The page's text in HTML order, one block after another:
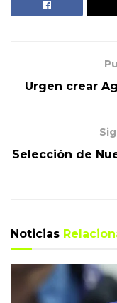
Urgen crear
Selección de
Noticias